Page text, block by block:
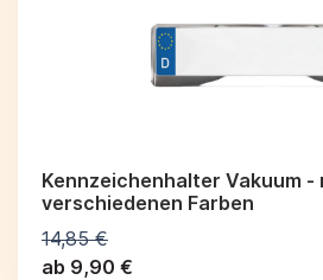
Kennzeichenhalter Vakuum
verschiedenen Farben
14,85 €
ab 9,90 €